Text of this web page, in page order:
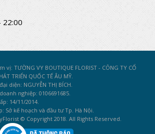
22:00
vị: TƯỜNG VY BOUTIQUE FLORIST - CÔNG TY CỔ
TRIỂN QUỐC TẾ ÂU MỸ.
diện: NGUYỄN THỊ BÍCH.
nghiệp: 0106691685.
14/11/2014.
Sở kế hoạch và đầu tư Tp. Hà Nội.
© Copyright 2018. All Rights Reserved.